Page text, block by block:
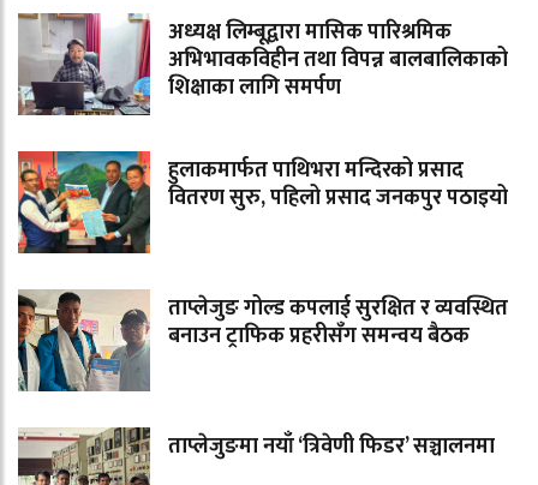
अध्यक्ष लिम्बूद्वारा मासिक पारिश्रमिक
अभिभावकविहीन तथा विपन्न बालबालिकाको
शिक्षाका लागि समर्पण
हुलाकमार्फत पाथिभरा मन्दिरको प्रसाद
वितरण सुरु, पहिलो प्रसाद जनकपुर पठाइयो
ताप्लेजुङ गोल्ड कपलाई सुरक्षित र व्यवस्थित
बनाउन ट्राफिक प्रहरीसँग समन्वय बैठक
ताप्लेजुङमा नयाँ ‘त्रिवेणी फिडर’ सञ्चालनमा